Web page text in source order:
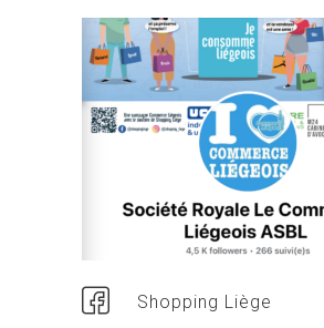
Shopping Liège